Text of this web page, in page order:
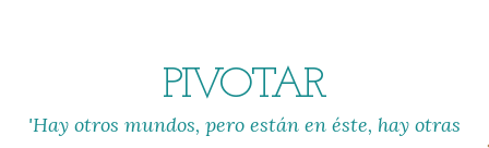
PIVOTAR
'Hay otros mundos, pero están en éste, hay otras